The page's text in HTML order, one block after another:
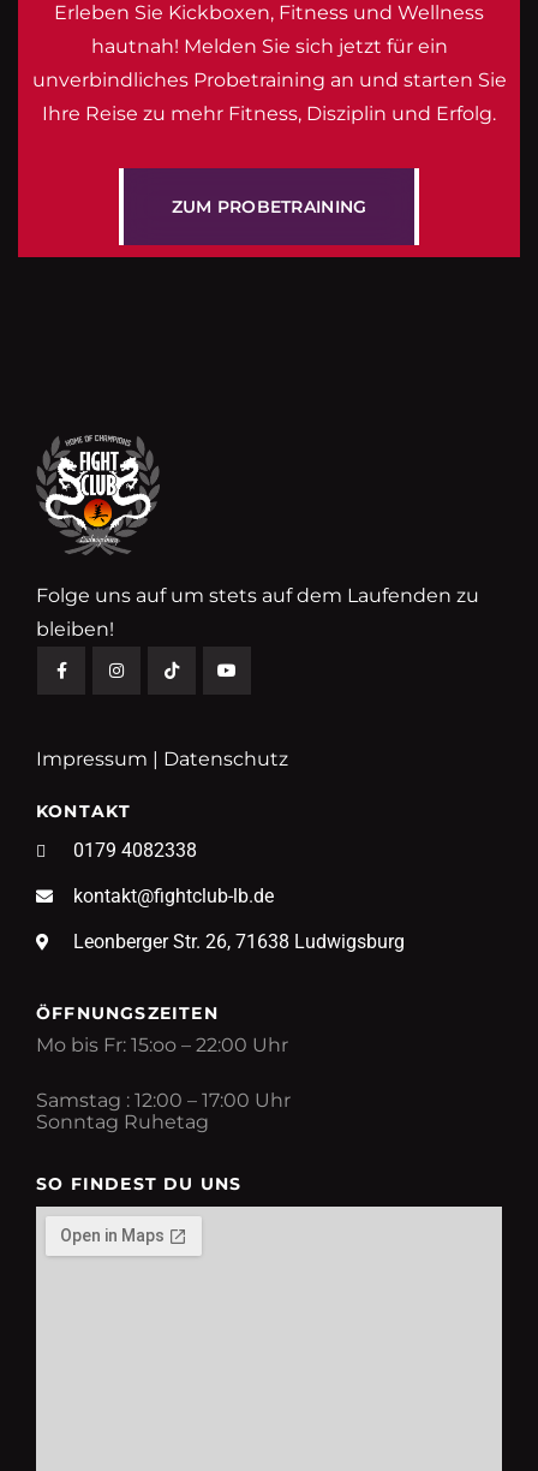
Erleben Sie Kickboxen, Fitness und Wellness
hautnah! Melden Sie sich jetzt für ein
unverbindliches Probetraining an und starten Sie
Ihre Reise zu mehr Fitness, Disziplin und Erfolg.
ZUM PROBETRAINING
Folge uns auf um stets auf dem Laufenden zu
bleiben!
Impressum | Datenschutz
KONTAKT
0179 4082338
kontakt@fightclub-lb.de
Leonberger Str. 26, 71638 Ludwigsburg
ÖFFNUNGSZEITEN
Mo bis Fr: 15:oo – 22:00 Uhr
Samstag : 12:00 – 17:00 Uhr
Sonntag Ruhetag
SO FINDEST DU UNS